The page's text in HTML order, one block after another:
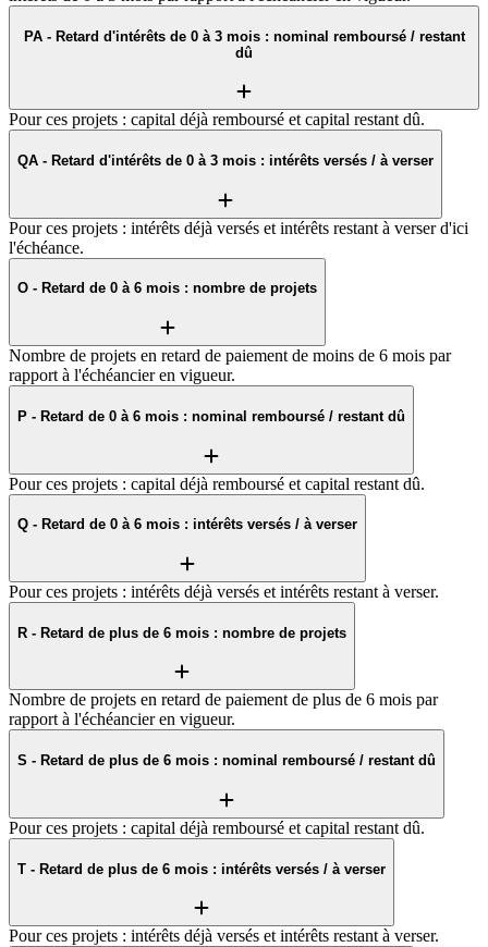
PA - Retard d'intérêts de 0 à 3 mois : nominal remboursé / restant
dû
Pour ces projets : capital déjà remboursé et capital restant dû.
QA - Retard d'intérêts de 0 à 3 mois : intérêts versés / à verser
Pour ces projets : intérêts déjà versés et intérêts restant à verser d'ici
l'échéance.
O - Retard de 0 à 6 mois : nombre de projets
Nombre de projets en retard de paiement de moins de 6 mois par
rapport à l'échéancier en vigueur.
P - Retard de 0 à 6 mois : nominal remboursé / restant dû
Pour ces projets : capital déjà remboursé et capital restant dû.
Q - Retard de 0 à 6 mois : intérêts versés / à verser
Pour ces projets : intérêts déjà versés et intérêts restant à verser.
R - Retard de plus de 6 mois : nombre de projets
Nombre de projets en retard de paiement de plus de 6 mois par
rapport à l'échéancier en vigueur.
S - Retard de plus de 6 mois : nominal remboursé / restant dû
Pour ces projets : capital déjà remboursé et capital restant dû.
T - Retard de plus de 6 mois : intérêts versés / à verser
Pour ces projets : intérêts déjà versés et intérêts restant à verser.